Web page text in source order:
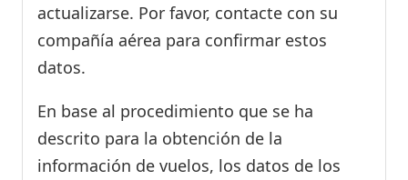
actualizarse. Por favor, contacte con su
compañía aérea para confirmar estos
datos.
En base al procedimiento que se ha
descrito para la obtención de la
información de vuelos, los datos de los